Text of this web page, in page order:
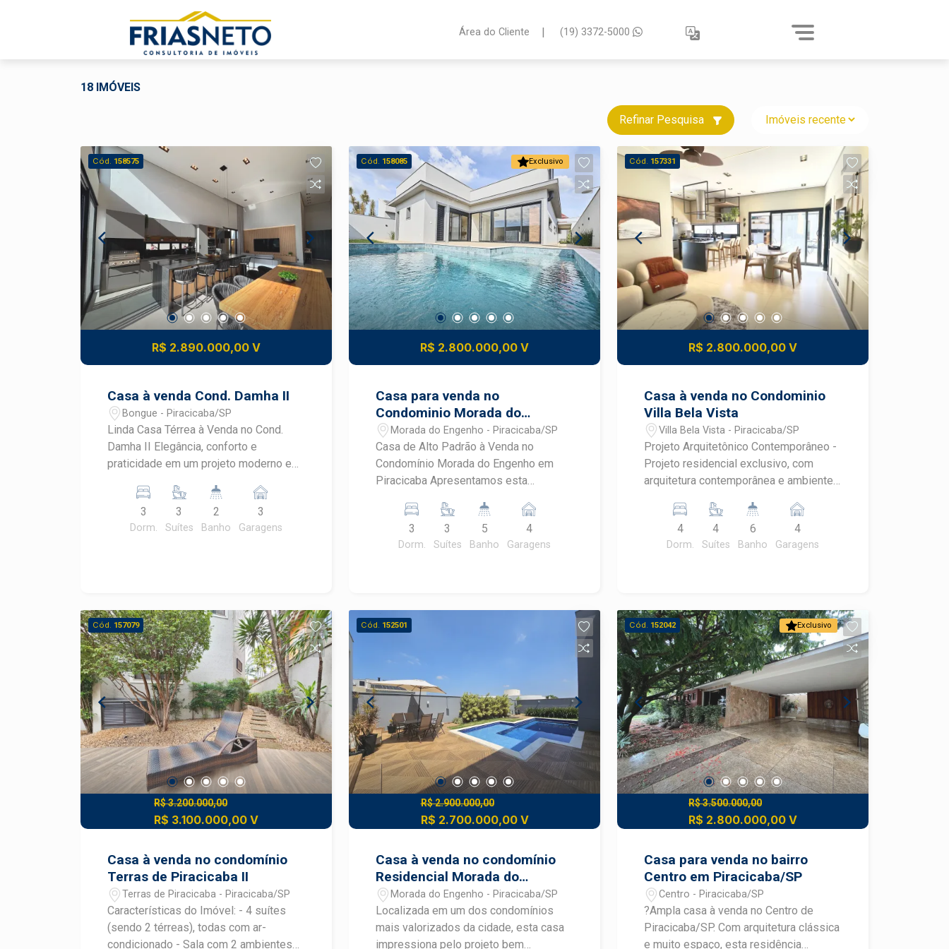
Área do Cliente | (19) 3372-5000
18 IMÓVEIS
Refinar Pesquisa
Cód. 158575
R$ 2.890.000,00 V
Casa à venda Cond. Damha II
Bongue - Piracicaba/SP
Linda Casa Térrea à Venda no Cond.
Damha II Elegância, conforto e
praticidade em um projeto moderno e
236,13 m² de construção, este imóvel
oferece ambientes amplos, bem
distribuídos e excelente padrão de
Espaço gourmet perfeito para receber
familiares e amigos; - Piscina; -
Lavanderia; - Acabamentos de
qualidade e excelente aproveitamento
dos ambientes. Localizada no
Condomínio Damha II, um dos
empreendimentos mais valorizados da
cidade, a casa proporciona segurança,
tranquilidade e uma completa
infraestrutura de lazer para toda a
família. Agende sua visita e venha
conhecer essa excelente oportunidade!
3
Dorm.
3
Suítes
2
Banho
3
Garagens
Exclusivo
Cód. 158085
R$ 2.800.000,00 V
Casa para venda no
Condominio Morada do
Engenho em Piracicaba
Morada do Engenho - Piracicaba/SP
Casa de Alto Padrão à Venda no
Condomínio Morada do Engenho em
Piracicaba Apresentamos esta
prestigiado Condomínio Morada do
Engenho, perfeita para quem busca
conforto, sofisticação e funcionalidade
cada detalhe, oferecendo ambientes
amplos, integrados e muito bem
closet e banheiro com chuveiro duplo -
Escritório, ideal para home office - Sala
de TV aconchegante - Lavabo elegante,
com espelho e luminárias - Banheiros
completos, todos com espelhos
instalados - Roupeiro no corredor,
garantindo praticidade no dia a dia A
área social é um dos grandes
destaques, com integração entre: -
perfeito para receber amigos e família
O imóvel será entregue completo em
marcenaria, com: - Armários planejados
da Delon - Iluminação instalada em
todos os ambientes - Acabamento em
piso vinílico com rodapés Santa Luzia,
3
Dorm.
3
Suítes
5
Banho
4
Garagens
Cód. 157331
R$ 2.800.000,00 V
Casa à venda no Condominio
Villa Bela Vista
Villa Bela Vista - Piracicaba/SP
Projeto Arquitetônico Contemporâneo -
Projeto residencial exclusivo, com
arquitetura contemporânea e ambientes
Distribuição funcional entre área social,
área íntima e área de lazer -
Valorização da iluminação natural,
proporcionando imponência e
sofisticação Área Social ? Pavimento
Inferior - Hall inferior com acesso
elegante e acolhedor - Sala de estar e
sala de jantar integradas, com layout
fluido e visual moderno - Cozinha
planejada, funcional e integrada à área
social - Lavabo com design sofisticado
para atendimento da área social - Sala
de TV reservada, garantindo conforto
acústico e privacidade - Escritório com
banheiro exclusivo, ideal para home
office ou uso multifuncional Área de
área externa, projetado para receber e
confraternizar - Banheiro de apoio ao
espaço gourmet - Área da piscina com
layout amplo, ideal para lazer e
convivência - Integração visual entre
área gourmet, piscina e ambientes
4
Dorm.
4
Suítes
6
Banho
4
Garagens
Cód. 157079
R$ 3.200.000,00
R$ 3.100.000,00 V
Casa à venda no condomínio
Terras de Piracicaba II
Terras de Piracicaba - Piracicaba/SP
Características do Imóvel: - 4 suítes
(sendo 2 térreas), todas com ar-
condicionado - Sala com 2 ambientes
Cód. 152501
R$ 2.900.000,00
R$ 2.700.000,00 V
Casa à venda no condomínio
Residencial Morada do
Engenho
Morada do Engenho - Piracicaba/SP
Localizada em um dos condomínios
mais valorizados da cidade, esta casa
impressiona pelo projeto bem
Exclusivo
Cód. 152042
R$ 3.500.000,00
R$ 2.800.000,00 V
Casa para venda no bairro
Centro em Piracicaba/SP
Centro - Piracicaba/SP
?Ampla casa à venda no Centro de
Piracicaba/SP. Com arquitetura clássica
e muito espaço, esta residência